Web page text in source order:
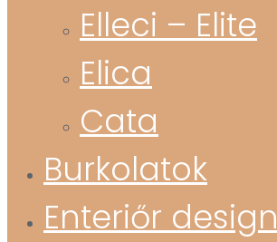
Elleci – Elite
Elica
Cata
Burkolatok
Enteriőr design